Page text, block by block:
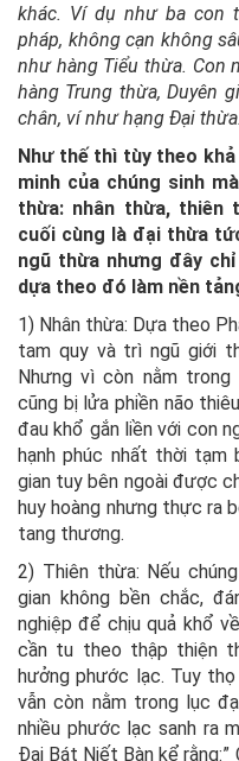
khác. Ví dụ như ba con
pháp, không cạn không
như hàng Tiểu thừa. Con
hàng Trung thừa, Duyên
chân, ví như hạng Đại thừa.
Như thế thì tùy theo
minh của chúng sinh
thừa: nhân thừa, thiên
cuối cùng là đại thừa
ngũ thừa nhưng đây
dựa theo đó làm nền
1) Nhân thừa: Dựa theo
tam quy và trì ngũ giới
Nhưng vì còn nằm
cũng bị lửa phiền não
đau khổ gắn liền với con
hạnh phúc nhất thời
gian tuy bên ngoài được
huy hoàng nhưng thực ra
tang thương.
2) Thiên thừa: Nếu
gian không bền chắc,
nghiệp để chịu quả khổ
cần tu theo thập thiện
hưởng phước lạc. Tuy
vẫn còn nằm trong lục
nhiều phước lạc sanh ra
Đại Bát Niết Bàn kể rằng:”